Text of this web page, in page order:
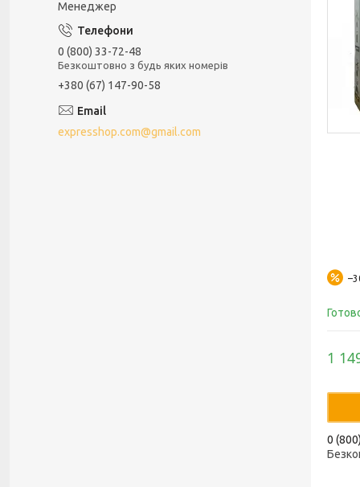
1
0
Менеджер
0 (800) 33-72-48
Безкоштовно з будь яких номерів
+380 (67) 147-90-58
expresshop.com@gmail.com